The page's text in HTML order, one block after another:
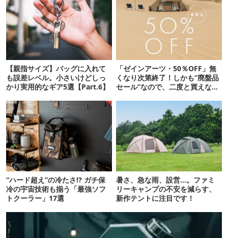
【親指サイズ】バッグに入れて
も誤差レベル。小さいけどしっ
かり実用的なギア5選【Part.6】
「ゼインアーツ・50％OFF」無
くなり次第終了！しかも“廃盤品
セール”なので、二度と買えない
“ハード超え”の冷たさ!? ガチ保
冷の宇宙技術も揃う「最強ソフ
トクーラー」17選
暑さ、急な雨、設営…。ファミ
リーキャンプの不安を減らす、
新作テントに注目です！